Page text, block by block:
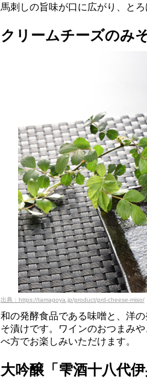
馬刺しの旨味が口に広がり、とろ
クリームチーズのみ
出典：https://tamagoya.jp/product/prd-cheese-miso/
和の発酵食品である味噌と、洋
そ漬けです。ワインのおつまみ
べ方でお楽しみいただけます。
大吟醸「雫酒十八代伊